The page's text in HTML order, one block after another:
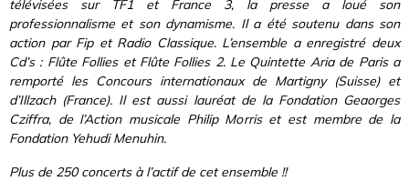
télévisées sur TF1 et France 3, la presse a loué son
professionnalisme et son dynamisme. Il a été soutenu dans son
action par Fip et Radio Classique. L’ensemble a enregistré deux
Cd’s : Flûte Follies et Flûte Follies 2. Le Quintette Aria de Paris a
remporté les Concours internationaux de Martigny (Suisse) et
d’Illzach (France). Il est aussi lauréat de la Fondation Geaorges
Cziffra, de l’Action musicale Philip Morris et est membre de la
Fondation Yehudi Menuhin.
Plus de 250 concerts à l’actif de cet ensemble !!